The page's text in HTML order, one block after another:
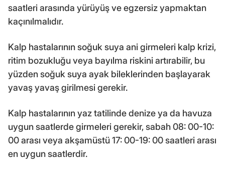
saatleri arasında yürüyüş ve egzersiz yapmaktan
kaçınılmalıdır.
Kalp hastalarının soğuk suya ani girmeleri kalp krizi,
ritim bozukluğu veya bayılma riskini artırabilir, bu
yüzden soğuk suya ayak bileklerinden başlayarak
yavaş yavaş girilmesi gerekir.
Kalp hastalarının yaz tatilinde denize ya da havuza
uygun saatlerde girmeleri gerekir, sabah 08: 00-10:
00 arası veya akşamüstü 17: 00-19: 00 saatleri arası
en uygun saatlerdir.